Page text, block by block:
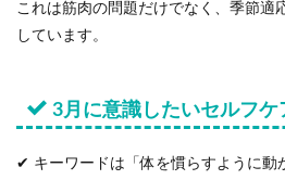
これは筋肉の問題だけでなく、季節適
しています。
3月に意識したいセルフケ
✔ キーワードは「体を慣らすように動